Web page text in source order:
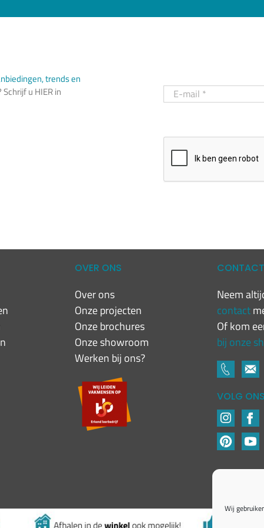
Wij
trends en
u HIER in
OVER ONS
Over ons
Onze projecten
Onze brochures
Onze showroom
Werken bij ons?
CONTACT
Neem
contact
Of kom
bij onze
VOLG ONS